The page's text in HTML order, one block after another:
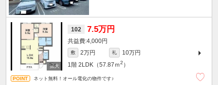
102 7.5万円
4,000円
敷 2万円 礼
10万円
1階 2LDK（57.87ｍ2 ）
ネット無料！オール電化の物件です♪